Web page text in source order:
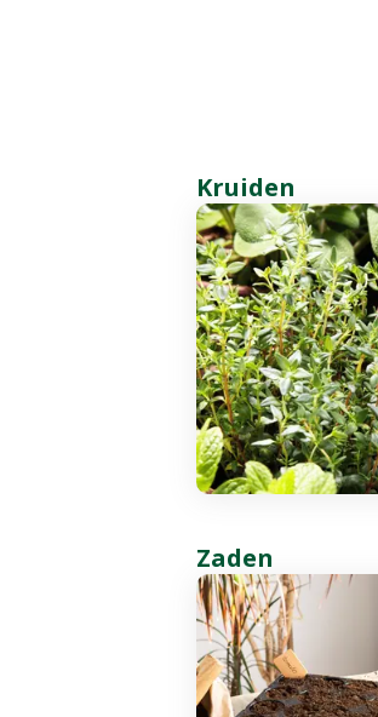
Kruiden
Zaden